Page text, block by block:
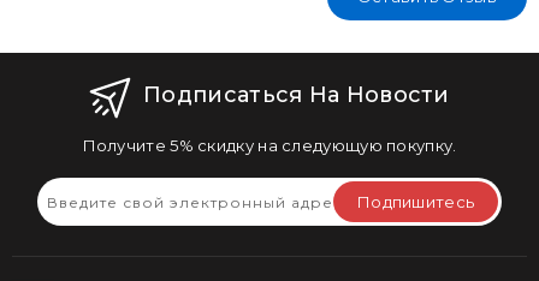
Подписаться На Новости
Получите 5% скидку на следующую покупку.
Подпишитесь